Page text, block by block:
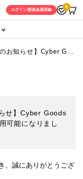
ログイン/新規会員登録
0
【お支払い方法追加のお知らせ】Cyber Goods Storeで「PayPay」がご利用可能になりました。
せ】Cyber Goods
可能になりまし
、誠にありがとうござ